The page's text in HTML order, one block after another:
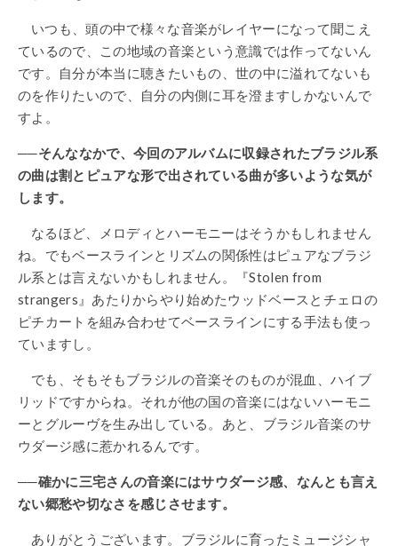
いつも、頭の中で様々な音楽がレイヤーになって聞こえ
ているので、この地域の音楽という意識では作ってないん
です。自分が本当に聴きたいもの、世の中に溢れてないも
のを作りたいので、自分の内側に耳を澄ますしかないんで
すよ。
──そんななかで、今回のアルバムに収録されたブラジル系
の曲は割とピュアな形で出されている曲が多いような気が
します。
なるほど、メロディとハーモニーはそうかもしれません
ね。でもベースラインとリズムの関係性はピュアなブラジ
ル系とは言えないかもしれません。『Stolen from
strangers』あたりからやり始めたウッドベースとチェロの
ピチカートを組み合わせてベースラインにする手法も使っ
ていますし。
でも、そもそもブラジルの音楽そのものが混血、ハイブ
リッドですからね。それが他の国の音楽にはないハーモニ
ーとグルーヴを生み出している。あと、ブラジル音楽のサ
ウダージ感に惹かれるんです。
──確かに三宅さんの音楽にはサウダージ感、なんとも言え
ない郷愁や切なさを感じさせます。
ありがとうございます。ブラジルに育ったミュージシャ